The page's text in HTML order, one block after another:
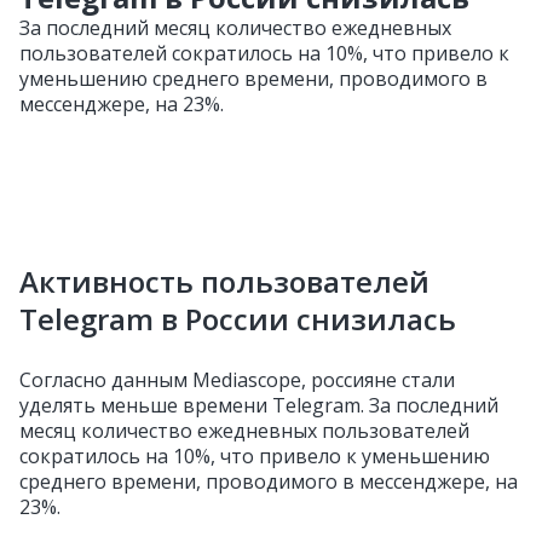
За последний месяц количество ежедневных
пользователей сократилось на 10%, что привело к
уменьшению среднего времени, проводимого в
мессенджере, на 23%.
Активность пользователей
Telegram в России снизилась
Согласно данным Mediascope, россияне стали
уделять меньше времени Telegram. За последний
месяц количество ежедневных пользователей
сократилось на 10%, что привело к уменьшению
среднего времени, проводимого в мессенджере, на
23%.